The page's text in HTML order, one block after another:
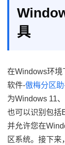
具
在Windows环境
软件-傲梅分区
为Windows 11
也可以识别包括
并允许您在
区系统。接下来